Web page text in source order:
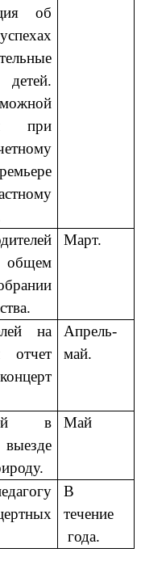
об
при
Март.
на
отчет
Апрель-
май.
в
выезде
Май
В
течение
года.